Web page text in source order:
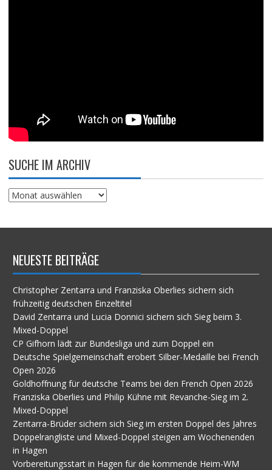
SUCHE IM ARCHIV
Suche
NEUESTE BEITRÄGE
Christopher Zentarra und Franziska Oberlies sichern sich
frühzeitig deutschen Einzeltitel
David Zentarra und Lucia Donnici sichern sich Sieg beim 3.
Mixed-Doppel
CP Gifhorn lädt zur Bundesliga und zum Doppel ein
Deutsche Spielgemeinschaft erobert Silber-Medaille bei French
Open 2026
Goldhoffnung für deutsche Teams bei den French Open 2026
Franziska Oberlies und Philip Kühne mit Revanche-Sieg im 2.
Mixed-Doppel
Zentarra-Brüder sichern sich Sieg im ersten Doppel des Jahres
Doppelrangliste und Mixed-Doppel steigen am Wochenenden
in Hagen
Vorbereitungsstart in Hagen für die kommende Heim-WM